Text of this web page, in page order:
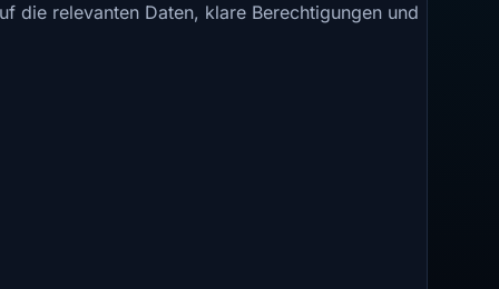
die relevanten Daten, klare Berechtigungen und